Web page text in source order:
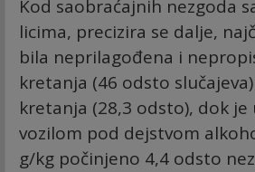
Kod saobraćajnih nezgoda
licima, precizira se dalje,
bila neprilagođena i
kretanja (46 odsto
kretanja (28,3 odsto), dok
vozilom pod dejstvom
g/kg počinjeno 4,4 odsto